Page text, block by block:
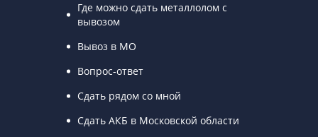
Где можно сдать металлолом с
вывозом
Вывоз в МО
Вопрос-ответ
Сдать рядом со мной
Сдать АКБ в Московской области